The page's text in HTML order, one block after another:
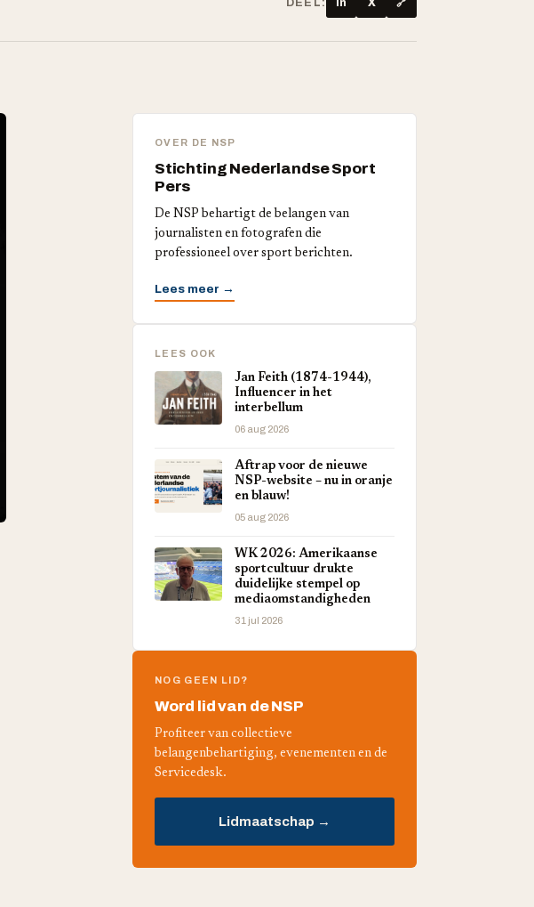
DEEL: in X 🔗
OVER DE NSP
Stichting Nederlandse Sport
Pers
De NSP behartigt de belangen van
journalisten en fotografen die
professioneel over sport berichten.
Lees meer →
LEES OOK
Jan Feith (1874-1944),
Influencer in het
interbellum
06 aug 2026
Aftrap voor de nieuwe
NSP-website – nu in oranje
en blauw!
05 aug 2026
WK 2026: Amerikaanse
sportcultuur drukte
duidelijke stempel op
mediaomstandigheden
31 jul 2026
NOG GEEN LID?
Word lid van de NSP
Profiteer van collectieve
belangenbehartiging, evenementen en de
Servicedesk.
Lidmaatschap →